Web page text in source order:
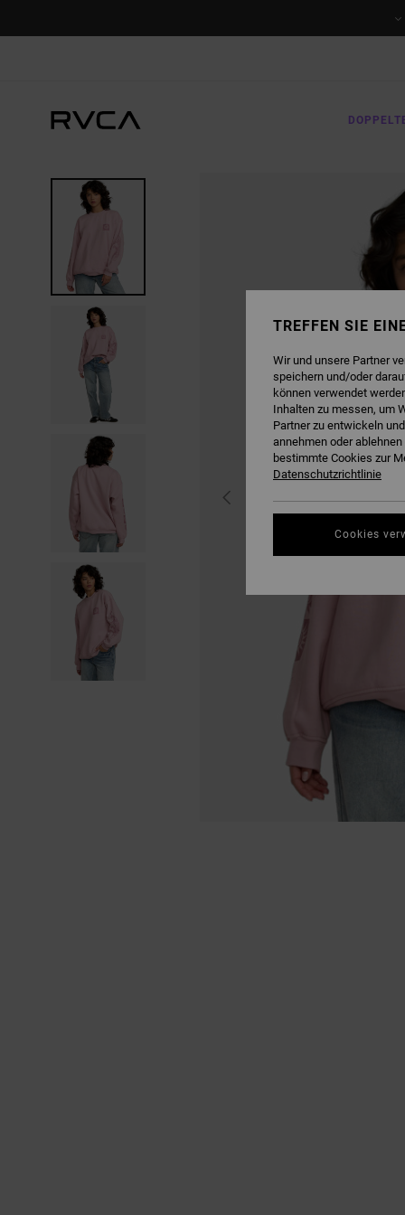
TREFFEN SIE
Wir und unsere Partner
speichern und/oder
können verwendet
Inhalten zu messen, um
Partner zu entwickeln
annehmen oder
bestimmte Cookies zur
Datenschutzrichtlinie
Cookies